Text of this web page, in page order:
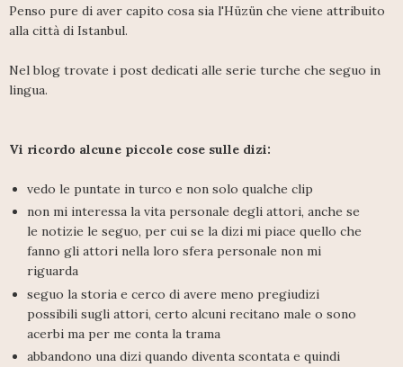
Penso pure di aver capito cosa sia l'Hüzün che viene attribuito
alla città di Istanbul.
Nel blog trovate i post dedicati alle serie turche che seguo in
lingua.
Vi ricordo alcune piccole cose sulle dizi:
vedo le puntate in turco e non solo qualche clip
non mi interessa la vita personale degli attori, anche se
le notizie le seguo, per cui se la dizi mi piace quello che
fanno gli attori nella loro sfera personale non mi
riguarda
seguo la storia e cerco di avere meno pregiudizi
possibili sugli attori, certo alcuni recitano male o sono
acerbi ma per me conta la trama
abbandono una dizi quando diventa scontata e quindi